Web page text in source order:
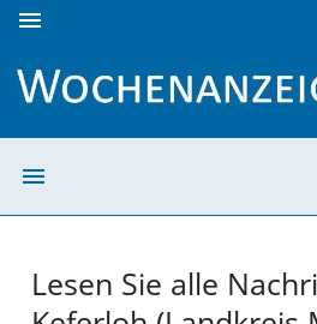
menu
menu
Lesen Sie alle